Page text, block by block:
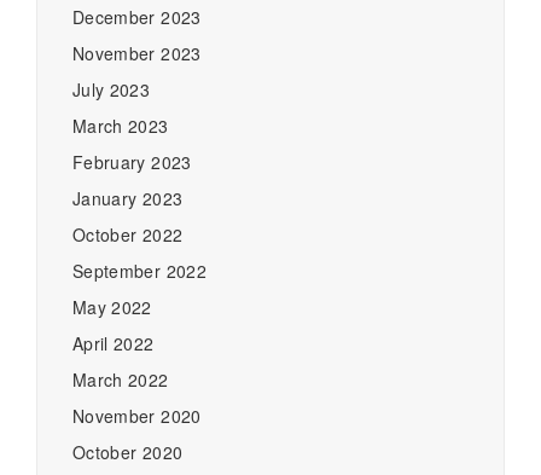
December 2023
November 2023
July 2023
March 2023
February 2023
January 2023
October 2022
September 2022
May 2022
April 2022
March 2022
November 2020
October 2020